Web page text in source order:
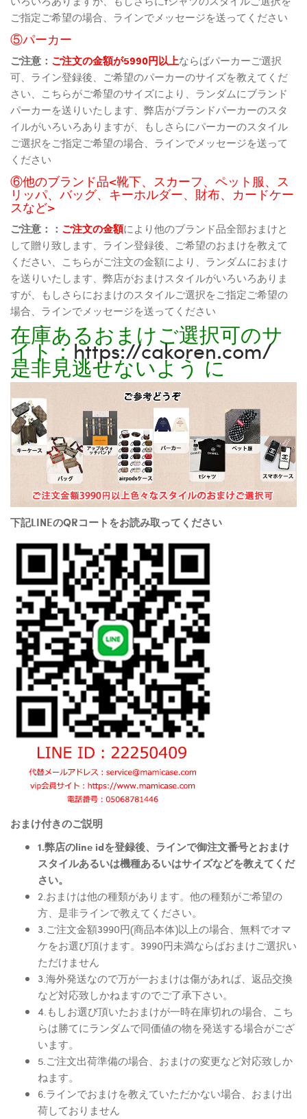
ご指定ご希望の場合、ラインでメッセージを送ってください
⑤パーカー
ご注意： ご注文の金額が5990円以上ならばパーカーご選択
可、ライン登録後、ご希望のパーカーのサイズを教えてくだ
さい、こちらがご希望のサイズにより、ランダムにブランド
パーカーを送りいたします、弊店がブランドパーカーのスタ
イルがいろいろありますが、もしさらにパーカーのスタイル
ご選択をご指定ご希望の場合、ラインでメッセージを送って
ください
⑥他のブランド品<靴下、スカーフ、ペット服、ス
リッパ、バッグ、キーホルダー、財布、カードケー
スなど>
ご注意：： ご注文の金額により他のブランド品全部おまけと
して贈り致します、ライン登録後、ご希望のおまけを教えて
ください、こちらがご注文の金額により、ランダムにおまけ
を送りいたします、弊店がおまけスタイルがいろいろありま
すが、もしさらにおまけのスタイルご選択をご指定ご希望の
場合、ラインでメッセージを送ってください
在庫あるおまけご選択可のサ
イト：https://cakoren.com/
是非見逃せないよう に
下記LINEのQRコートをお読み取ってください
おまけ付きのご説明
1.弊店のline idを登録後、ラインで御注文番号とおまけ
スタイルあるいは機種あるいはサイズなどを教えてくだ
さい。
2.おまけは他の種類があります。他の種類がご希望の
方、是非ラインで教えてください。
3.ご注文金額3990円(商品本体)以上の場合、無料でオマ
ケをお選び頂けます。3990円未満ならばおまけご選択い
ただけません
3.海外発送なので万が一おまけは傷があれば、返品交換
など対応致しかねますのでご了承下さい。
4.もしお選び頂いたおまけが一時在庫切れの場合、こち
らは勝てにランダムで同価値の物を発送する場合がござ
います。
5.ご注文出荷準備の場合、おまけの変更など対応致しか
ねます。
6.ラインでおまけを教えていただかない場合、おまけ出
荷しておりません